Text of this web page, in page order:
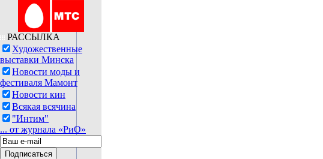
РАССЫЛКА
Художественные
выставки Минска
Новости моды и
фестиваля Мамонт
Новости кин
Всякая всячина
"Интим"
... от журнала «РиО»